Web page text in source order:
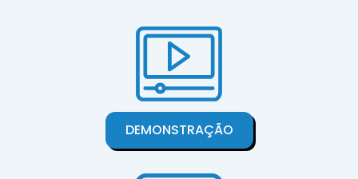
DEMONSTRAÇÃO